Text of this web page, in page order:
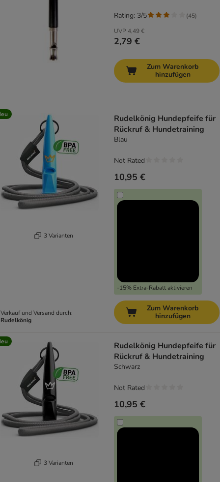
UVP 4,49 €
2,79 €
Rating: 3/5 (45)
Zum Warenkorb
hinzufügen
3 Varianten
Verkauf und Versand durch:
Rudelkönig
Rudelkönig Hundepfeife für
Rückruf & Hundetraining
Blau
10,95 €
-15% Extra-Rabatt aktivieren
Not Rated
Zum Warenkorb
hinzufügen
3 Varianten
Rudelkönig Hundepfeife für
Rückruf & Hundetraining
Schwarz
10,95 €
Not Rated